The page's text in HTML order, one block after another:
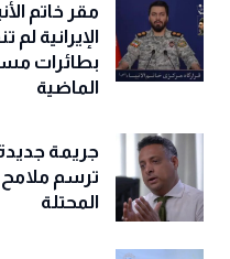
مقر خاتم
الإيرانية
بطائرات
الماضية
جريمة
ترسم
المحتلة